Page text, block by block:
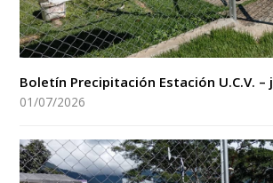
Boletín Precipitación Estación U.C.V. –
01/07/2026